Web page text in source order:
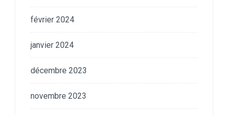
février 2024
janvier 2024
décembre 2023
novembre 2023